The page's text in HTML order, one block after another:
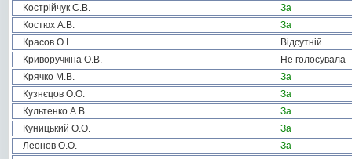
Кострійчук С.В.
За
Костюх А.В.
За
Красов О.І.
Відсутній
Криворучкіна О.В.
Не голосувала
Крячко М.В.
За
Кузнєцов О.О.
За
Культенко А.В.
За
Куницький О.О.
За
Леонов О.О.
За